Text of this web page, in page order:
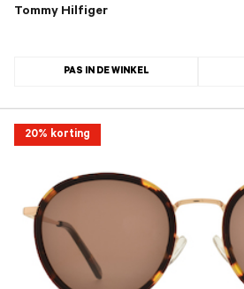
Tommy Hilfiger
PAS IN DE WINKEL
20% korting